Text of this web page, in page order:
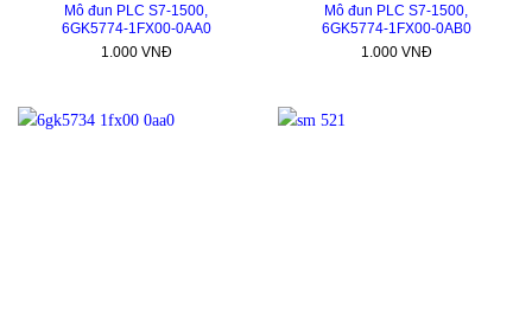
Mô đun PLC S7-1500,
6GK5774-1FX00-0AA0
1.000VNĐ
Mô đun PLC S7-1500,
6GK5774-1FX00-0AB0
1.000VNĐ